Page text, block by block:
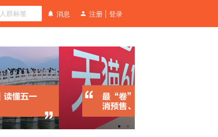
消息 注册 登录